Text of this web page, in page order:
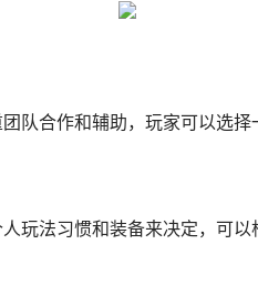
队合作和辅助，玩家可以选择
玩法习惯和装备来决定，可以